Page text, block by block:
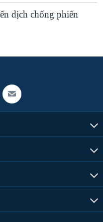
dịch chống phiến